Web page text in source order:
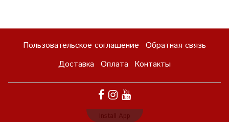
Пользовательское соглашение Обратная связь
Доставка Оплата Контакты
Install App